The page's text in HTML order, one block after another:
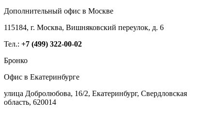
Дополнительный офис в Москве
115184, г. Москва, Вишняковский переулок, д. 6
Тел.: +7 (499) 322-00-02
Бронко
Офис в Екатеринбурге
улица Добролюбова, 16/2, Екатеринбург, Свердловская
область, 620014